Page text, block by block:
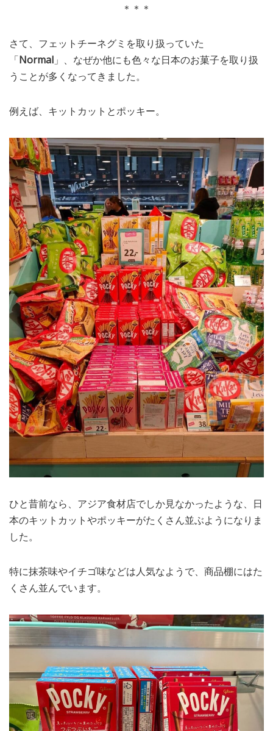
＊＊＊
さて、フェットチーネグミを取り扱っていた
「Normal 」、なぜか他にも色々な日本のお菓子を取り扱
うことが多くなってきました。
例えば、キットカットとポッキー。
ひと昔前なら、アジア食材店でしか見なかったような、日
本のキットカットやポッキーがたくさん並ぶようになりま
した。
特に抹茶味やイチゴ味などは人気なようで、商品棚にはた
くさん並んでいます。